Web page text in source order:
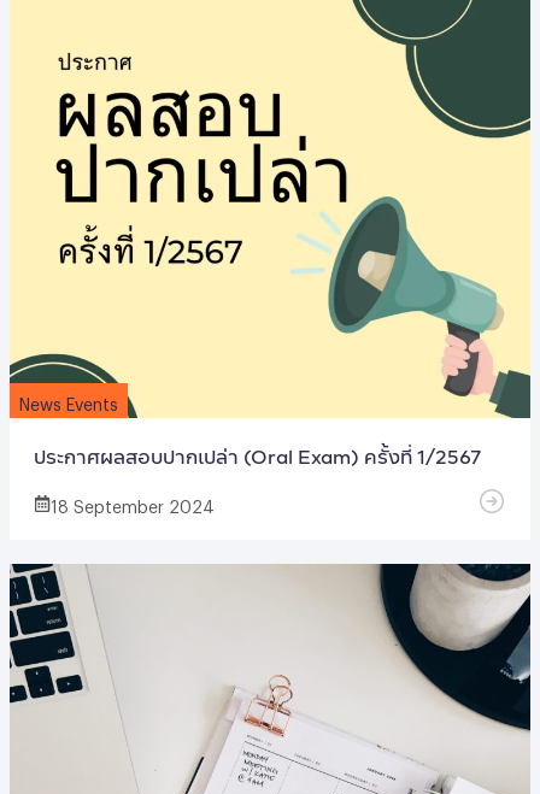
News Events
ประกาศผลสอบปากเปล่า (Oral Exam) ครั้งที่ 1/2567
18 September 2024